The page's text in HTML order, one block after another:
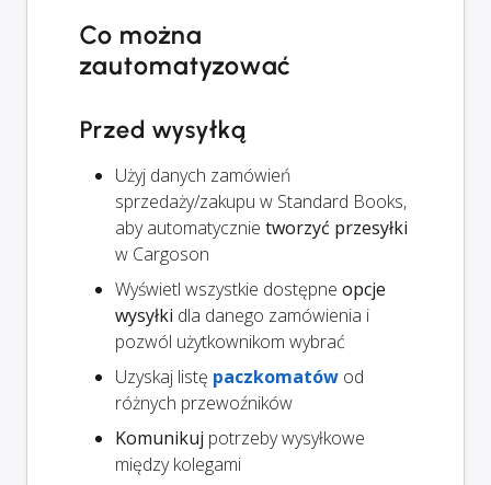
Co można
zautomatyzować
Przed wysyłką
Użyj danych zamówień
sprzedaży/zakupu w Standard Books,
aby automatycznie tworzyć przesyłki
w Cargoson
Wyświetl wszystkie dostępne opcje
wysyłki dla danego zamówienia i
pozwól użytkownikom wybrać
Uzyskaj listę paczkomatów od
różnych przewoźników
Komunikuj potrzeby wysyłkowe
między kolegami